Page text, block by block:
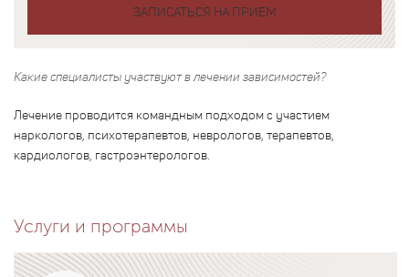
ЗАПИСАТЬСЯ НА ПРИЕМ
Какие специалисты участвуют в лечении зависимостей?
Лечение проводится командным подходом с участием
наркологов, психотерапевтов, неврологов, терапевтов,
кардиологов, гастроэнтерологов.
Услуги и программы